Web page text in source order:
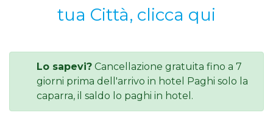
tua Città, clicca qui
Lo sapevi? Cancellazione gratuita fino a 7
giorni prima dell'arrivo in hotel Paghi solo la
caparra, il saldo lo paghi in hotel.